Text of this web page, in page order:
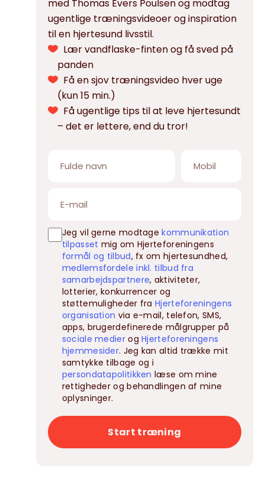
med Thomas Evers Poulsen og modtag
ugentlige træningsvideoer og inspiration
til en hjertesund livsstil.
Lær vandflaske-finten og få sved på
panden
Få en sjov træningsvideo hver uge
(kun 15 min.)
Få ugentlige tips til at leve hjertesundt
– det er lettere, end du tror!
Jeg vil gerne modtagekommunikation
tilpasset mig om Hjerteforeningens
formål og tilbud, fx om hjertesundhed,
medlemsfordele inkl. tilbud fra
samarbejdspartnere, aktiviteter,
lotterier, konkurrencer og
støttemuligheder fraHjerteforeningens
organisation via e-mail, telefon, SMS,
apps, brugerdefinerede målgrupper på
sociale medierogHjerteforeningens
hjemmesider. Jeg kan altid trække mit
samtykke tilbage og i
persondatapolitikken læse om mine
rettigheder og behandlingen af mine
oplysninger.
Start træning